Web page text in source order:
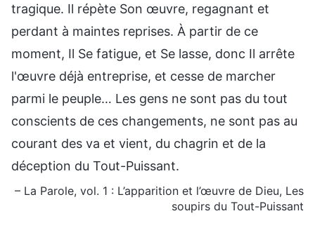
tragique. Il répète Son œuvre, regagnant et
perdant à maintes reprises. À partir de ce
moment, Il Se fatigue, et Se lasse, donc Il arrête
l'œuvre déjà entreprise, et cesse de marcher
parmi le peuple… Les gens ne sont pas du tout
conscients de ces changements, ne sont pas au
courant des va et vient, du chagrin et de la
déception du Tout-Puissant.
– La Parole, vol. 1 : L’apparition et l’œuvre de Dieu, Les
soupirs du Tout-Puissant